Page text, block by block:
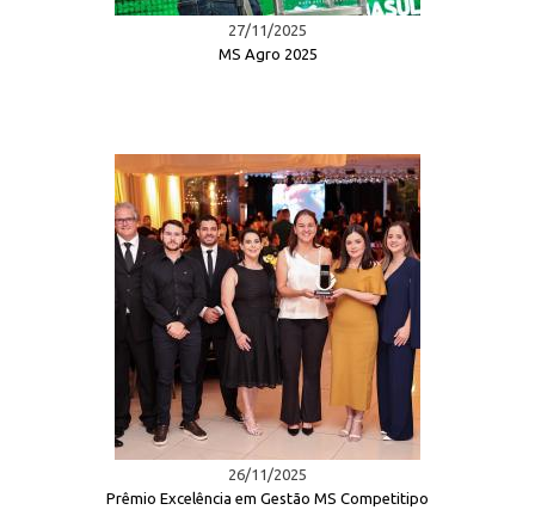
27/11/2025
MS Agro 2025
26/11/2025
Prêmio Excelência em Gestão MS Competitipo